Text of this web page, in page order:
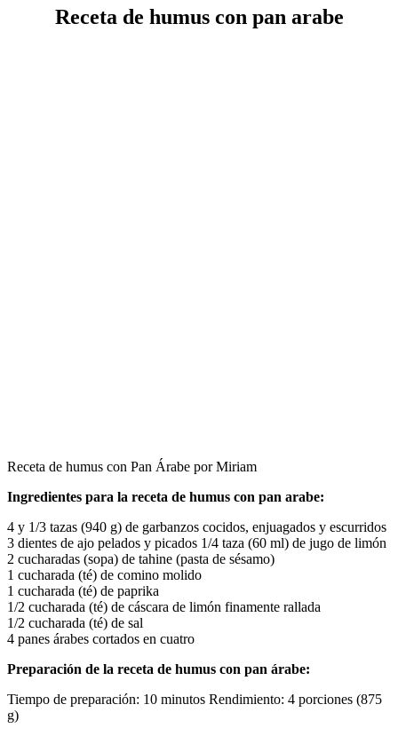
Receta de humus con pan arabe
Receta de humus con Pan Árabe por Miriam
Ingredientes para la receta de humus con pan arabe:
4 y 1/3 tazas (940 g) de garbanzos cocidos, enjuagados y escurridos
3 dientes de ajo pelados y picados 1/4 taza (60 ml) de jugo de limón
2 cucharadas (sopa) de tahine (pasta de sésamo)
1 cucharada (té) de comino molido
1 cucharada (té) de paprika
1/2 cucharada (té) de cáscara de limón finamente rallada
1/2 cucharada (té) de sal
4 panes árabes cortados en cuatro
Preparación de la receta de humus con pan árabe:
Tiempo de preparación: 10 minutos Rendimiento: 4 porciones (875
g)